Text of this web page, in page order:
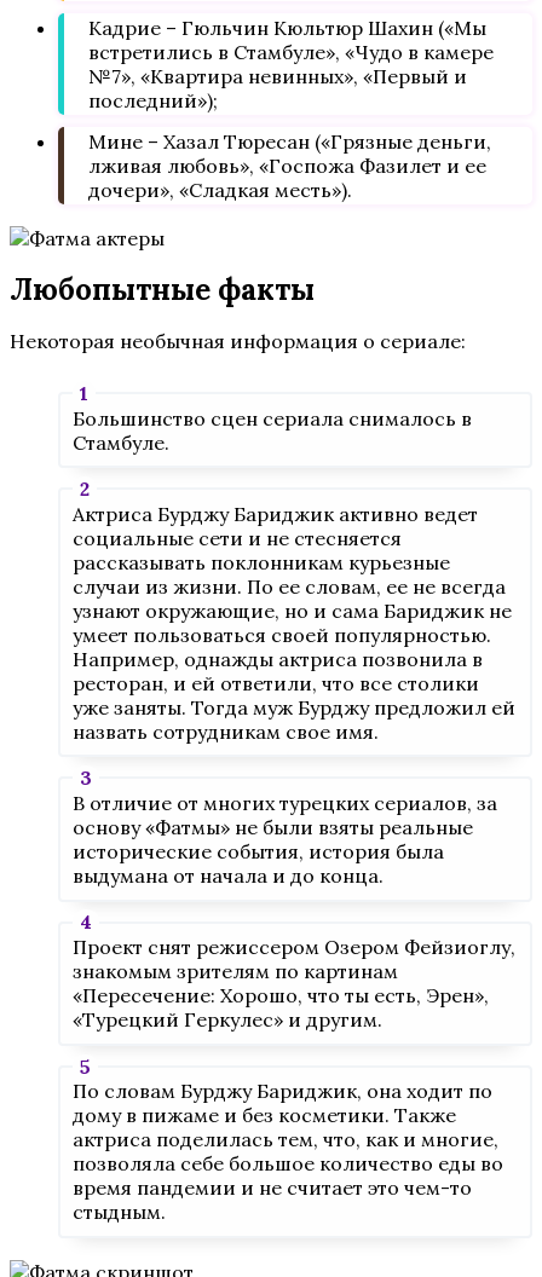
Кадрие – Гюльчин Кюльтюр Шахин («Мы
встретились в Стамбуле», «Чудо в камере
№7», «Квартира невинных», «Первый и
последний»);
Мине – Хазал Тюресан («Грязные деньги,
лживая любовь», «Госпожа Фазилет и ее
дочери», «Сладкая месть»).
Любопытные факты
Некоторая необычная информация о сериале:
Большинство сцен сериала снималось в
Стамбуле.
Актриса Бурджу Бариджик активно ведет
социальные сети и не стесняется
рассказывать поклонникам курьезные
случаи из жизни. По ее словам, ее не всегда
узнают окружающие, но и сама Бариджик не
умеет пользоваться своей популярностью.
Например, однажды актриса позвонила в
ресторан, и ей ответили, что все столики
уже заняты. Тогда муж Бурджу предложил ей
назвать сотрудникам свое имя.
В отличие от многих турецких сериалов, за
основу «Фатмы» не были взяты реальные
исторические события, история была
выдумана от начала и до конца.
Проект снят режиссером Озером Фейзиоглу,
знакомым зрителям по картинам
«Пересечение: Хорошо, что ты есть, Эрен»,
«Турецкий Геркулес» и другим.
По словам Бурджу Бариджик, она ходит по
дому в пижаме и без косметики. Также
актриса поделилась тем, что, как и многие,
позволяла себе большое количество еды во
время пандемии и не считает это чем-то
стыдным.